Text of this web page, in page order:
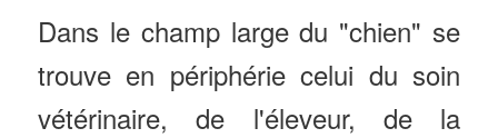
Dans le champ large du "chien" se
trouve en périphérie celui du soin
vétérinaire, de l'éleveur, de la